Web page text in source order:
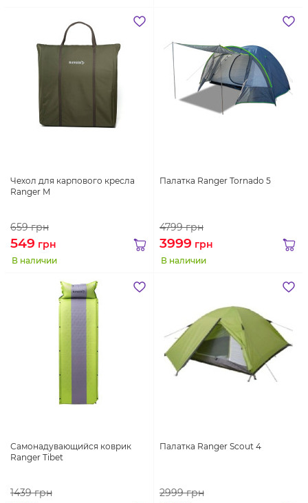
Чехол для карпового кресла
Ranger M
659грн
549 грн
В наличии
Палатка Ranger Tornado 5
4799грн
3999 грн
В наличии
Самонадувающийся коврик
Ranger Tibet
1439грн
Палатка Ranger Scout 4
2999грн